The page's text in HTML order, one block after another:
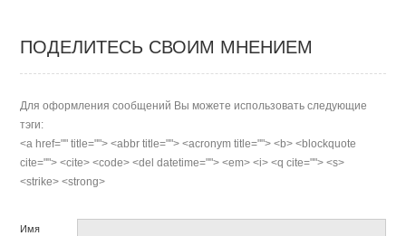
ПОДЕЛИТЕСЬ СВОИМ МНЕНИЕМ
Для оформления сообщений Вы можете использовать следующие
тэги:
<a href="" title=""> <abbr title=""> <acronym title=""> <b> <blockquote
cite=""> <cite> <code> <del datetime=""> <em> <i> <q cite=""> <s>
<strike> <strong>
Имя